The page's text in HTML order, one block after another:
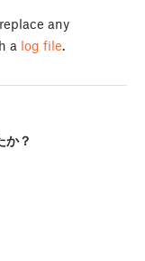
any
a log file.
か？